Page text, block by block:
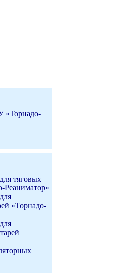
«Торнадо-
тяговых
Реаниматор»
«Торнадо-